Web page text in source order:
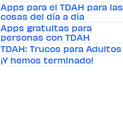
Apps para el TDAH para las
cosas del día a día
Apps gratuitas para
personas con TDAH
TDAH: Trucos para Adultos
¡Y hemos terminado!